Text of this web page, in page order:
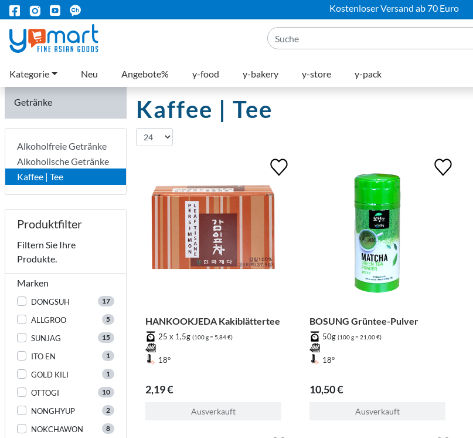
Kostenloser Versand ab 70 Euro
Kategorie Neu Angebote% y-food y-bakery y-store y-pack
Getränke
Alkoholfreie Getränke
Alkoholische Getränke
Kaffee | Tee
Produktfilter
Filtern Sie Ihre
Produkte.
Marken
DONGSUH 17
ALLGROO 5
SUNJAG 15
ITO EN 1
GOLD KILI 1
OTTOGI 10
NONGHYUP 2
NOKCHAWON 8
Kaffee | Tee
HANKOOKJEDA Kakiblättertee
25 x 1,5g (100 g = 5,84 €)
18°
2,19 €
Ausverkauft
BOSUNG Grüntee-Pulver
50g (100 g = 21,00 €)
18°
10,50 €
Ausverkauft